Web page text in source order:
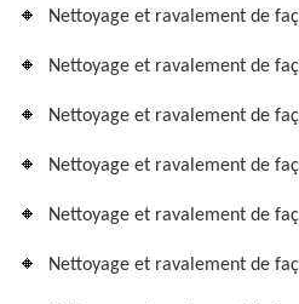
Nettoyage et ravalement de
Nettoyage et ravalement de
Nettoyage et ravalement de
Nettoyage et ravalement de
Nettoyage et ravalement de
Nettoyage et ravalement de